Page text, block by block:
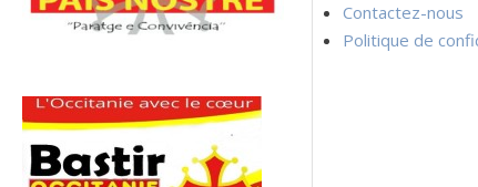
Contactez-nous
Politique de